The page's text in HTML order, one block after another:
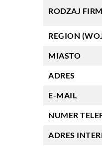
RODZAJ
REGION
MIASTO
ADRES
E-MAIL
NUMER
ADRES